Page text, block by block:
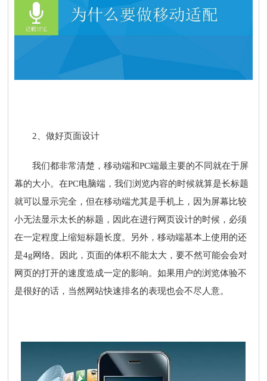
2、做好页面设计
我们都非常清楚，移动端和PC端最主要的不同就在于屏
幕的大小。在PC电脑端，我们浏览内容的时候就算是长标题
就可以显示完全，但在移动端尤其是手机上，因为屏幕比较
小无法显示太长的标题，因此在进行网页设计的时候，必须
在一定程度上缩短标题长度。另外，移动端基本上使用的还
是4g网络。因此，页面的体积不能太大，要不然可能会会对
网页的打开的速度造成一定的影响。如果用户的浏览体验不
是很好的话，当然网站快速排名的表现也会不尽人意。